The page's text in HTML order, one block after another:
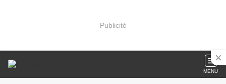
Publicité
MENU